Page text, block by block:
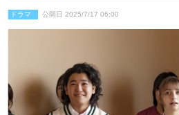
ドラマ 公開日 2025/7/17 06:00